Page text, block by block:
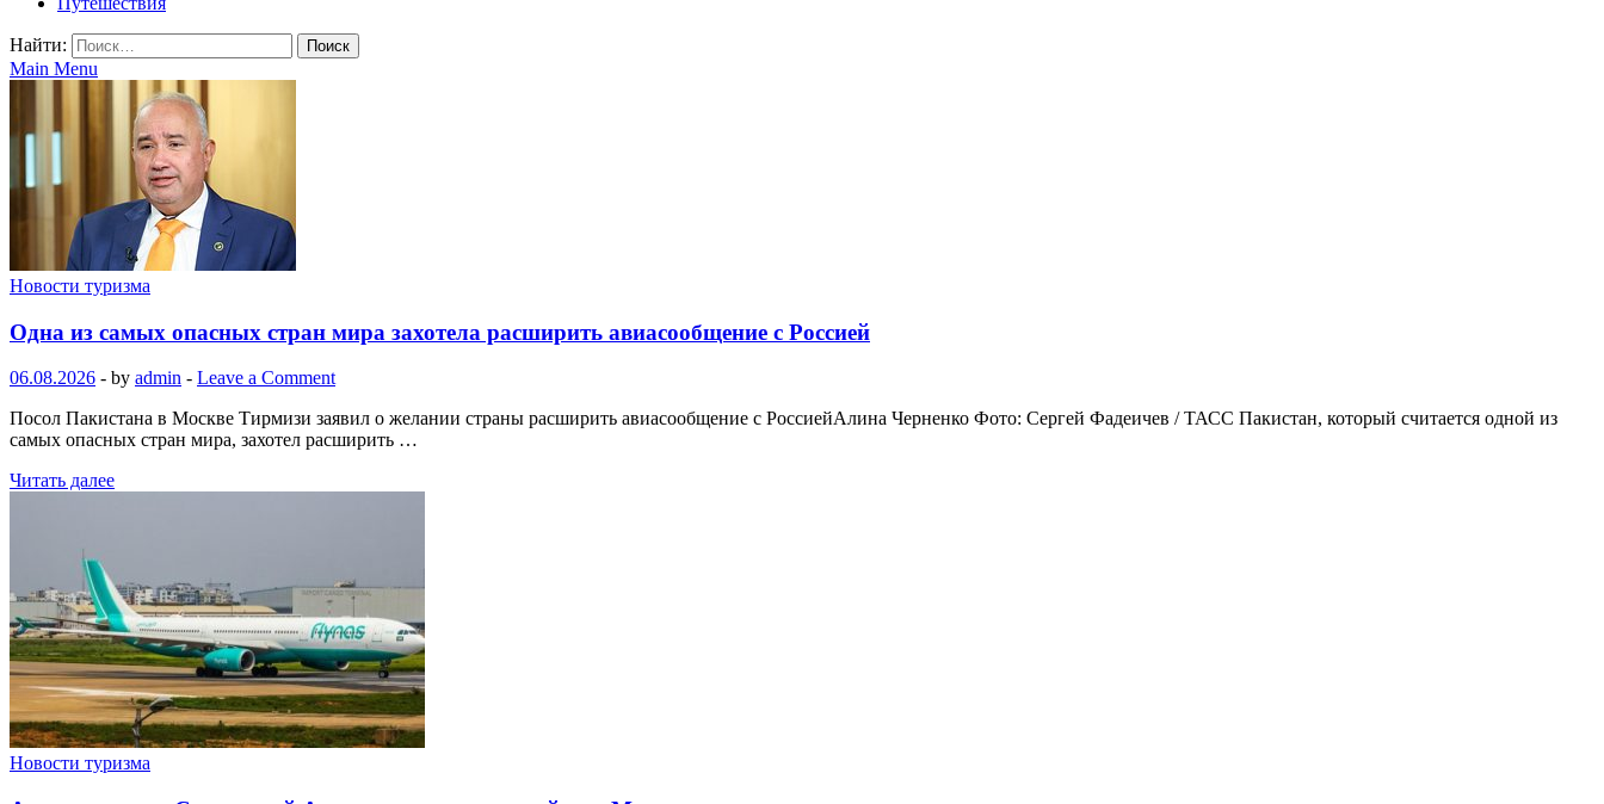
Найти:
Main Menu
Новости туризма
Одна из самых опасных стран мира захотела расширить авиасообщение с Россией
06.08.2026 - by admin - Leave a Comment
Посол Пакистана в Москве Тирмизи заявил о желании страны расширить авиасообщение с РоссиейАлина Черненко Фото: Сергей Фадеичев / ТАСС Пакистан, который считается одной из
самых опасных стран мира, захотел расширить …
Читать далее
Новости туризма